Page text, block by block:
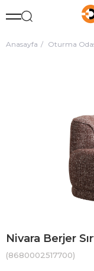
Anasayfa Oturma
Nivara Berjer
(8680002517700)